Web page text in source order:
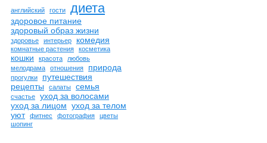
английский гости диета
здоровое питание
здоровый образ жизни
здоровье интерьер комедия
комнатные растения косметика
кошки красота
любовь
мелодрама
отношения природа
прогулки
путешествия
рецепты
салаты семья
счастье
уход за волосами
уход за лицом уход за телом
уют
фитнес фотография
цветы
шопинг